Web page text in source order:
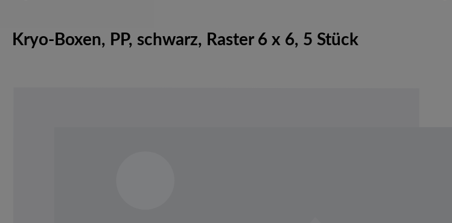
Kryo-Boxen, PP, schwarz, Raster 6 x 6, 5 Stück